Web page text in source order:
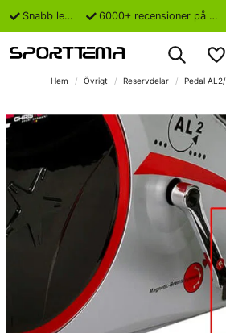
Snabb leverans 6000+ recensioner på Trustpilot
Hem Övrigt Reservdelar Pedal